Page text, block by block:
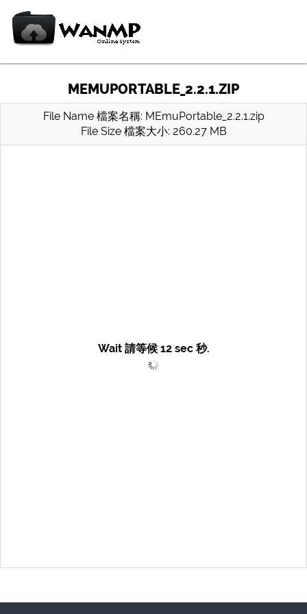
MEMUPORTABLE_2.2.1.ZIP
File Name 檔案名稱: MEmuPortable_2.2.1.zip
File Size 檔案大小: 260.27 MB
Wait 請等候 12sec 秒.